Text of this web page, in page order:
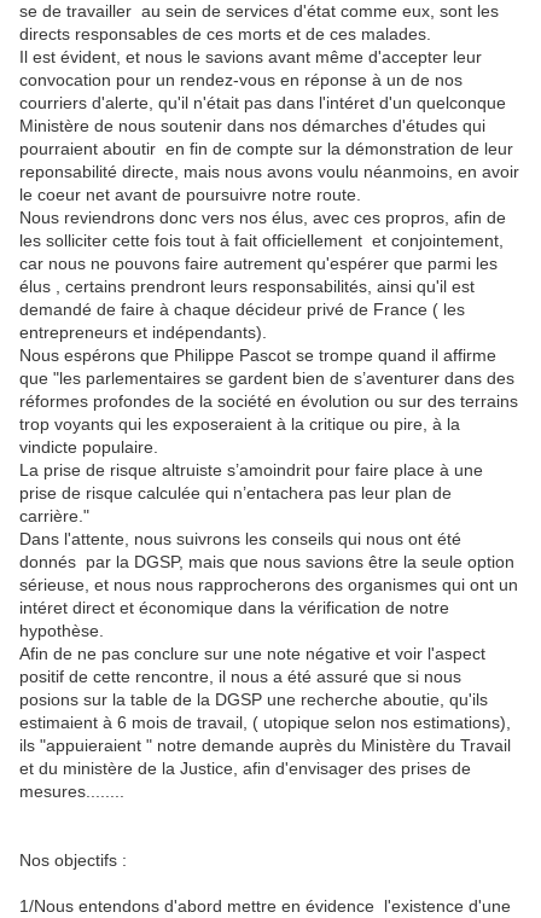
se de travailler au sein de services d'état comme eux, sont les
directs responsables de ces morts et de ces malades.
Il est évident, et nous le savions avant même d'accepter leur
convocation pour un rendez-vous en réponse à un de nos
courriers d'alerte, qu'il n'était pas dans l'intéret d'un quelconque
Ministère de nous soutenir dans nos démarches d'études qui
pourraient aboutir en fin de compte sur la démonstration de leur
reponsabilité directe, mais nous avons voulu néanmoins, en avoir
le coeur net avant de poursuivre notre route.
Nous reviendrons donc vers nos élus, avec ces propros, afin de
les solliciter cette fois tout à fait officiellement et conjointement,
car nous ne pouvons faire autrement qu'espérer que parmi les
élus , certains prendront leurs responsabilités, ainsi qu'il est
demandé de faire à chaque décideur privé de France ( les
entrepreneurs et indépendants).
Nous espérons que Philippe Pascot se trompe quand il affirme
que "les parlementaires se gardent bien de s’aventurer dans des
réformes profondes de la société en évolution ou sur des terrains
trop voyants qui les exposeraient à la critique ou pire, à la
vindicte populaire.
La prise de risque altruiste s’amoindrit pour faire place à une
prise de risque calculée qui n’entachera pas leur plan de
carrière."
Dans l'attente, nous suivrons les conseils qui nous ont été
donnés par la DGSP, mais que nous savions être la seule option
sérieuse, et nous nous rapprocherons des organismes qui ont un
intéret direct et économique dans la vérification de notre
hypothèse.
Afin de ne pas conclure sur une note négative et voir l'aspect
positif de cette rencontre, il nous a été assuré que si nous
posions sur la table de la DGSP une recherche aboutie, qu'ils
estimaient à 6 mois de travail, ( utopique selon nos estimations),
ils "appuieraient " notre demande auprès du Ministère du Travail
et du ministère de la Justice, afin d'envisager des prises de
mesures........
Nos objectifs :
1/Nous entendons d'abord mettre en évidence l'existence d'une